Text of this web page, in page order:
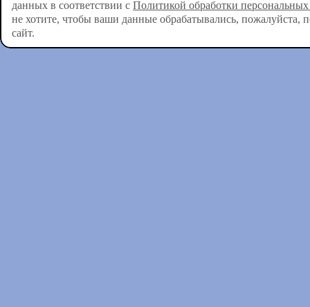
данных в соответствии с Политикой обработки
не хотите, чтобы ваши данные обрабатывались, пожалуйста,
сайт.